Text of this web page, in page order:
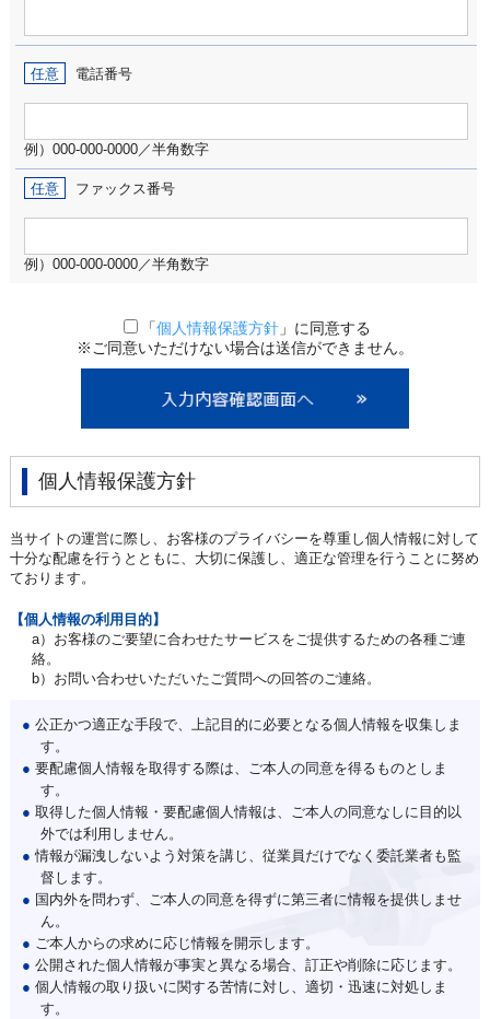
任意 電話番号
例）000-000-0000／半角数字
任意 ファックス番号
例）000-000-0000／半角数字
「個人情報保護方針 」に同意する
※ご同意いただけない場合は送信ができません。
個人情報保護方針
当サイトの運営に際し、お客様のプライバシーを尊重し個人情報に対して
十分な配慮を行うとともに、大切に保護し、適正な管理を行うことに努め
ております。
【個人情報の利用目的】
a）お客様のご要望に合わせたサービスをご提供するための各種ご連
絡。
b）お問い合わせいただいたご質問への回答のご連絡。
● 公正かつ適正な手段で、上記目的に必要となる個人情報を収集しま
す。
● 要配慮個人情報を取得する際は、ご本人の同意を得るものとしま
す。
● 取得した個人情報・要配慮個人情報は、ご本人の同意なしに目的以
外では利用しません。
● 情報が漏洩しないよう対策を講じ、従業員だけでなく委託業者も監
督します。
● 国内外を問わず、ご本人の同意を得ずに第三者に情報を提供しませ
ん。
● ご本人からの求めに応じ情報を開示します。
● 公開された個人情報が事実と異なる場合、訂正や削除に応じます。
● 個人情報の取り扱いに関する苦情に対し、適切・迅速に対処しま
す。